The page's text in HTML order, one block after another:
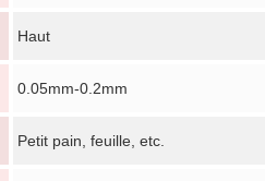
Haut
0.05mm-0.2mm
Petit pain, feuille, etc.